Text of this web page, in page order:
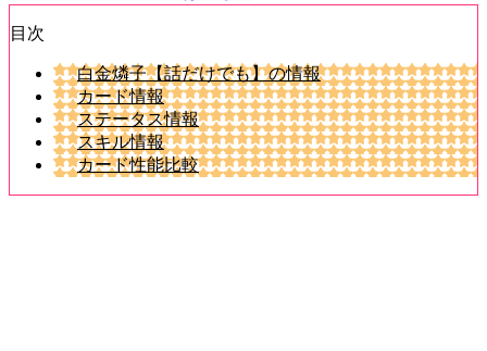
目次
白金燐子【話だけでも】の情報
カード情報
ステータス情報
スキル情報
カード性能比較